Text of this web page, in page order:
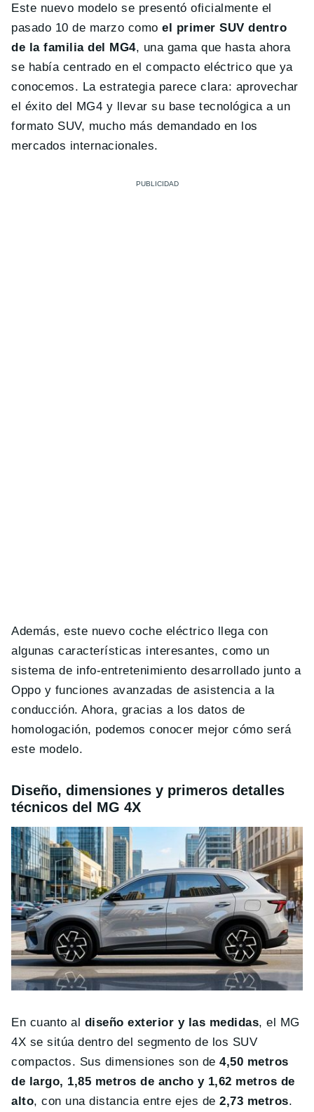
Este nuevo modelo se presentó oficialmente el
pasado 10 de marzo comoel primer SUV dentro
de la familia del MG4, una gama que hasta ahora
se había centrado en el compacto eléctrico que ya
conocemos. La estrategia parece clara: aprovechar
el éxito del MG4 y llevar su base tecnológica a un
formato SUV, mucho más demandado en los
mercados internacionales.
Además, este nuevo coche eléctrico llega con
algunas características interesantes, como un
sistema de info-entretenimiento desarrollado junto a
Oppo y funciones avanzadas de asistencia a la
conducción. Ahora, gracias a los datos de
homologación, podemos conocer mejor cómo será
este modelo.
Diseño, dimensiones y primeros detalles
técnicos del MG 4X
En cuanto al diseño exterior y las medidas, el MG
4X se sitúa dentro del segmento de los SUV
compactos. Sus dimensiones son de4,50 metros
de largo, 1,85 metros de ancho y 1,62 metros de
alto, con una distancia entre ejes de2,73 metros.